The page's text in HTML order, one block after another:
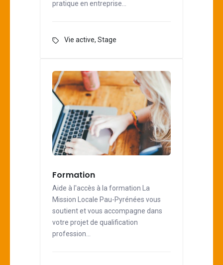
pratique en entreprise…
Vie active, Stage
Formation
Aide à l'accès à la formation La
Mission Locale Pau-Pyrénées vous
soutient et vous accompagne dans
votre projet de qualification
profession…